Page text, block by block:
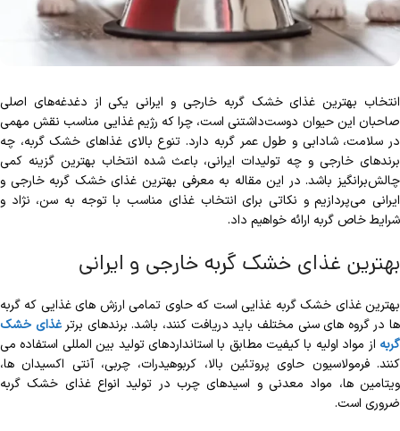
انتخاب بهترین غذای خشک گربه خارجی و ایرانی یکی از دغدغه‌های اصلی
صاحبان این حیوان دوست‌داشتنی است، چرا که رژیم غذایی مناسب نقش مهمی
در سلامت، شادابی و طول عمر گربه دارد. تنوع بالای غذاهای خشک گربه، چه
برندهای خارجی و چه تولیدات ایرانی، باعث شده انتخاب بهترین گزینه کمی
چالش‌برانگیز باشد. در این مقاله به معرفی بهترین غذای خشک گربه خارجی و
ایرانی می‌پردازیم و نکاتی برای انتخاب غذای مناسب با توجه به سن، نژاد و
شرایط خاص گربه ارائه خواهیم داد.
بهترین غذای خشک گربه خارجی و ایرانی
بهترین غذای خشک گربه غذایی است که حاوی تمامی ارزش های غذایی که گربه
ها در گروه های سنی مختلف باید دریافت کنند، باشد. برندهای برترغذای خشک
گربه از مواد اولیه با کیفیت مطابق با استانداردهای تولید بین المللی استفاده می
کنند. فرمولاسیون حاوی پروتئین بالا، کربوهیدرات، چربی، آنتی اکسیدان ها،
ویتامین ها، مواد معدنی و اسیدهای چرب در تولید انواع غذای خشک گربه
ضروری است.